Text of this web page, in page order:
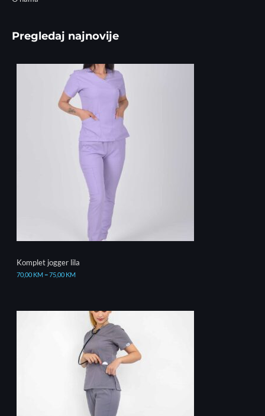
Pregledaj najnovije
Komplet jogger lila
70,00 KM–75,00 KM